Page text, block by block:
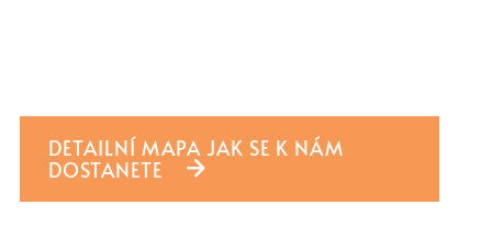
DETAILNÍ MAPA JAK SE K NÁM
DOSTANETE